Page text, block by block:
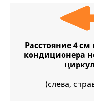
Расстояние 4
кондиционера
(слева,